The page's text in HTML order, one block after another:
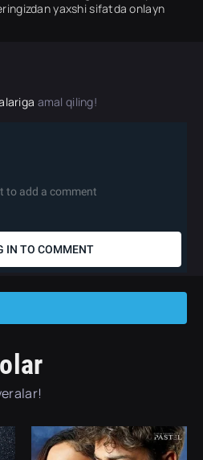
yaxshi sifatda onlayn
amal qiling!